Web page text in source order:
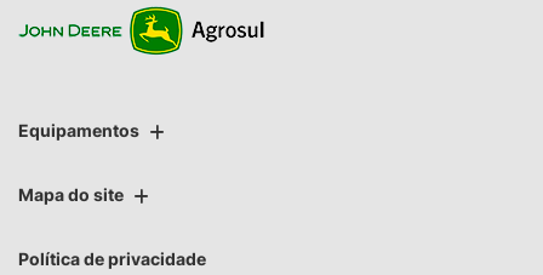
Equipamentos
Mapa do site
Política de privacidade